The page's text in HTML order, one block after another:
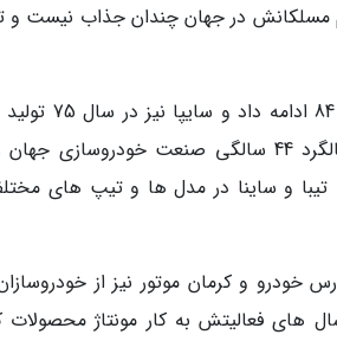
مسلکانش در جهان چندان جذاب نیست و
اولین خودروی ملی ایران که در سالگرد 44 سالگی
تیبا و ساینا در مدل ها و تیپ های
خودرو و کرمان موتور نیز از
های فعالیتش به کار مونتاژ